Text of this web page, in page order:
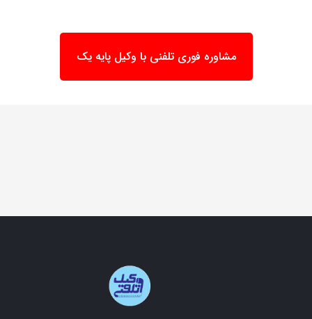
مشاوره فوری تلفنی با وکیل پایه یک